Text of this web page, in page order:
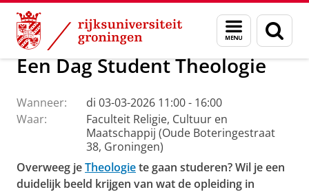
Skip
Content
Skip
Navigation
Menu
en
zoeken
Faculteit Religie, Cultuur en Maatschappij Agenda
Een Dag Student Theologie
Wanneer:
di 03-03-2026 11:00 - 16:00
Waar:
Faculteit Religie, Cultuur en
Maatschappij (Oude Boteringestraat
38, Groningen)
Overweeg jeTheologiete gaan studeren? Wil je een
duidelijk beeld krijgen van wat de opleiding in